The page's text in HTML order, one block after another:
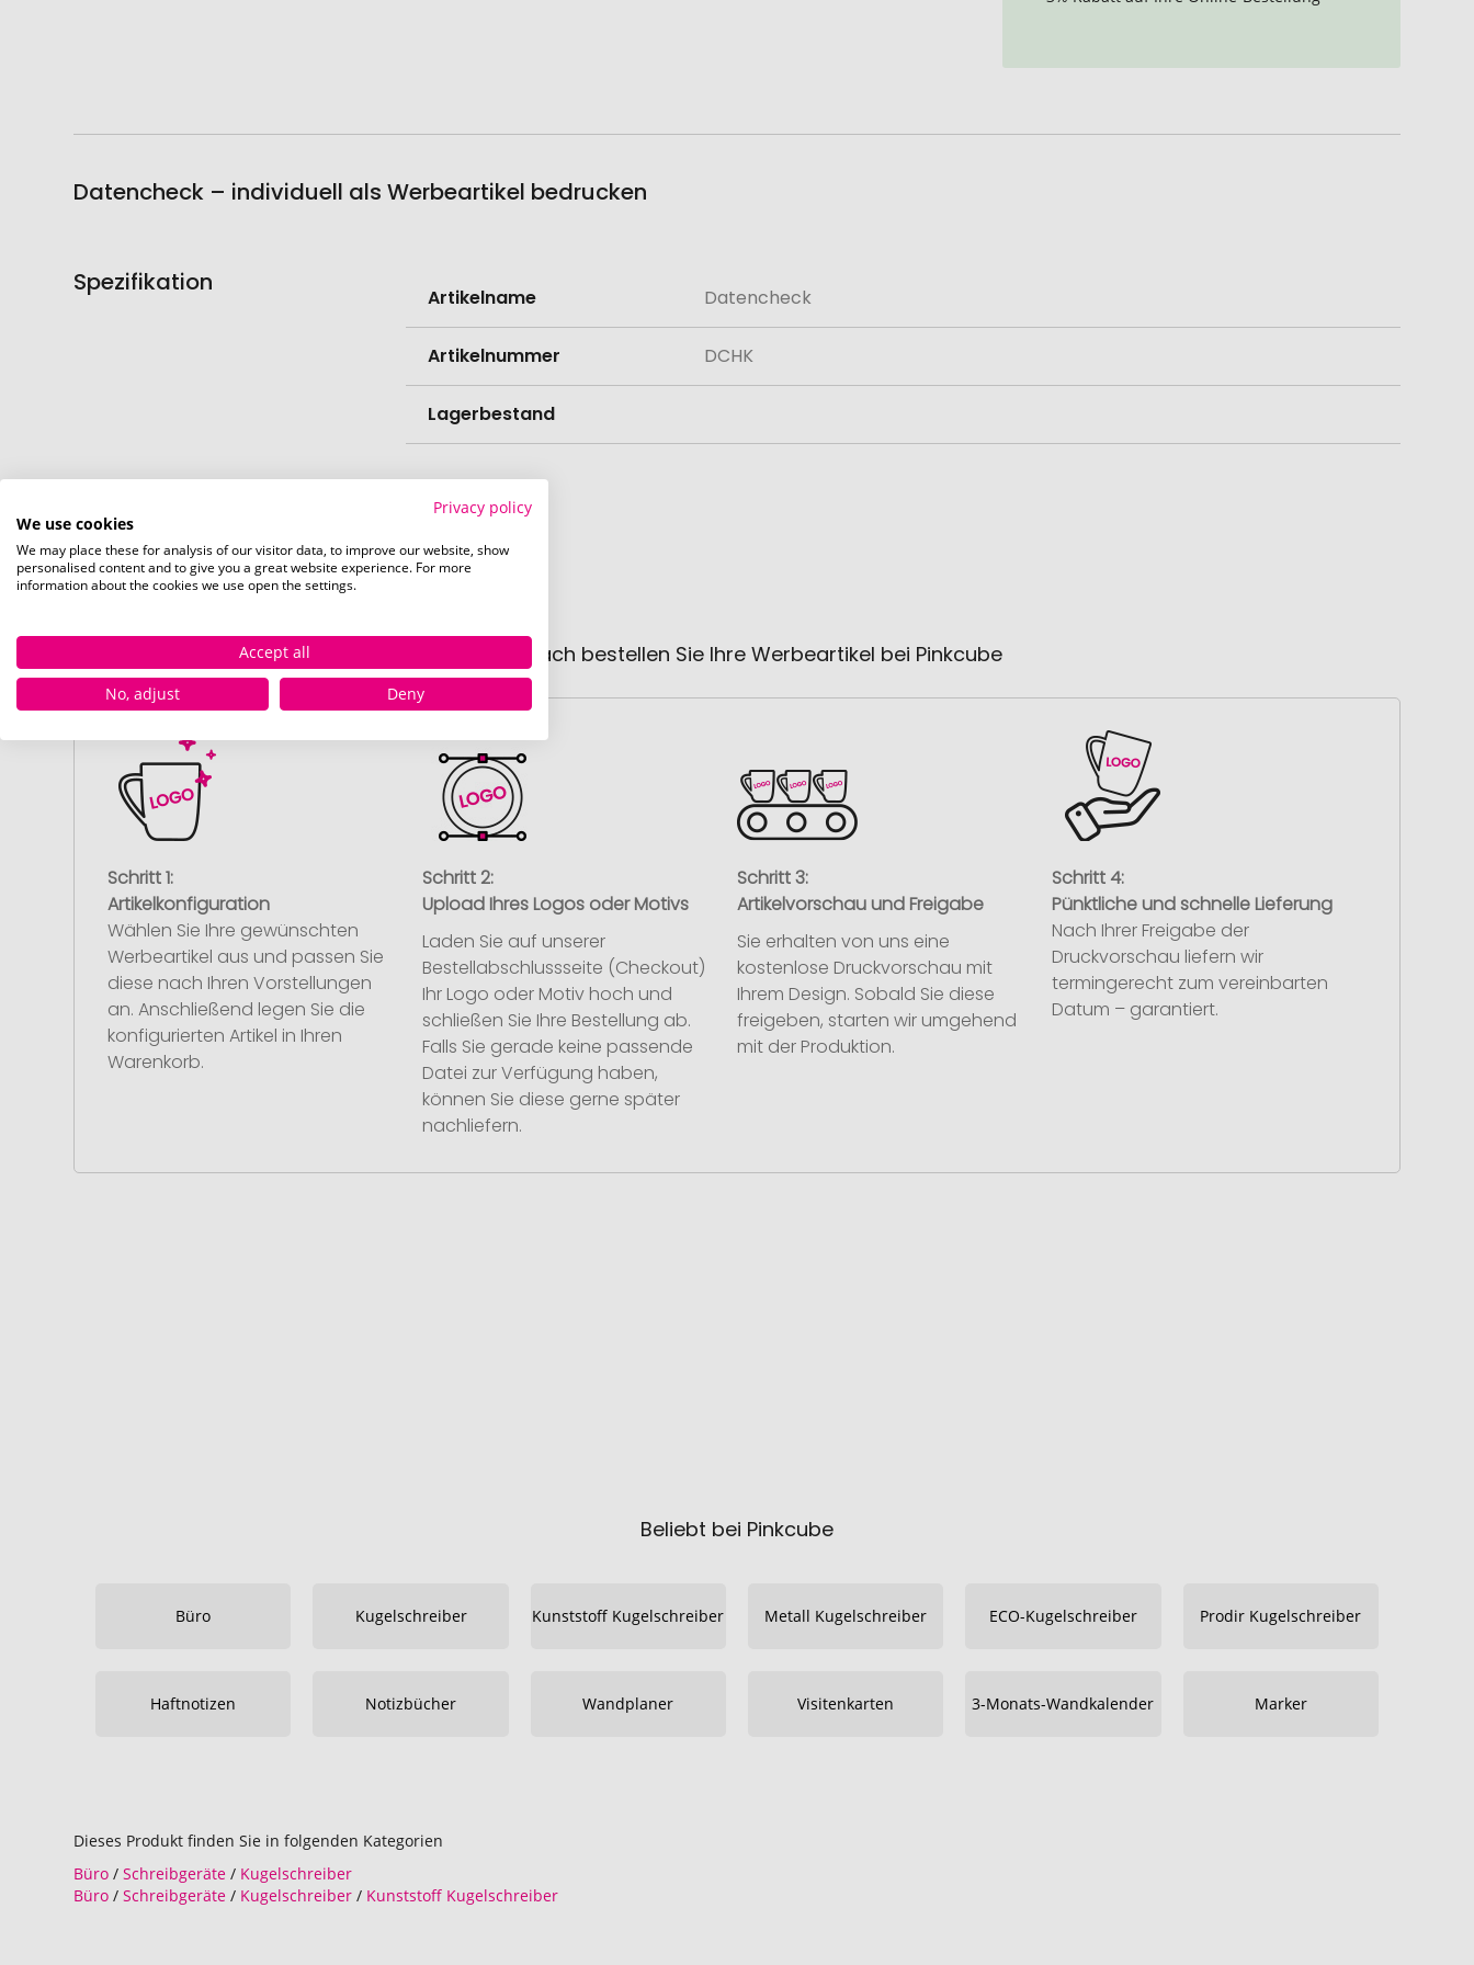
Datencheck – individuell als Werbeartikel bedrucken
Spezifikation
Informationen
Artikelname Datencheck
Artikelnummer DCHK
Lagerbestand
So einfach bestellen Sie Ihre Werbeartikel bei Pinkcube
Schritt 1:
Artikelkonfiguration
Wählen Sie Ihre gewünschten
Werbeartikel aus und passen Sie
diese nach Ihren Vorstellungen
an. Anschließend legen Sie die
konfigurierten Artikel in Ihren
Warenkorb.
Schritt 2:
Upload Ihres Logos oder Motivs
Laden Sie auf unserer
Bestellabschlussseite (Checkout)
Ihr Logo oder Motiv hoch und
schließen Sie Ihre Bestellung ab.
Falls Sie gerade keine passende
Datei zur Verfügung haben,
können Sie diese gerne später
nachliefern.
Schritt 3:
Artikelvorschau und Freigabe
Sie erhalten von uns eine
kostenlose Druckvorschau mit
Ihrem Design. Sobald Sie diese
freigeben, starten wir umgehend
mit der Produktion.
Schritt 4:
Pünktliche und schnelle Lieferung
Nach Ihrer Freigabe der
Druckvorschau liefern wir
termingerecht zum vereinbarten
Datum – garantiert.
Beliebt bei Pinkcube
Büro Kugelschreiber Kunststoff Kugelschreiber Metall Kugelschreiber ECO-Kugelschreiber Prodir Kugelschreiber
Haftnotizen Notizbücher Wandplaner Visitenkarten 3-Monats-Wandkalender Marker
Dieses Produkt finden Sie in folgenden Kategorien
Büro /Schreibgeräte / Kugelschreiber
Büro /Schreibgeräte / Kugelschreiber / Kunststoff Kugelschreiber
Privacy policy
We use cookies
We may place these for analysis of our visitor data, to improve our website, show
personalised content and to give you a great website experience. For more
information about the cookies we use open the settings.
Accept all
No, adjust
Deny